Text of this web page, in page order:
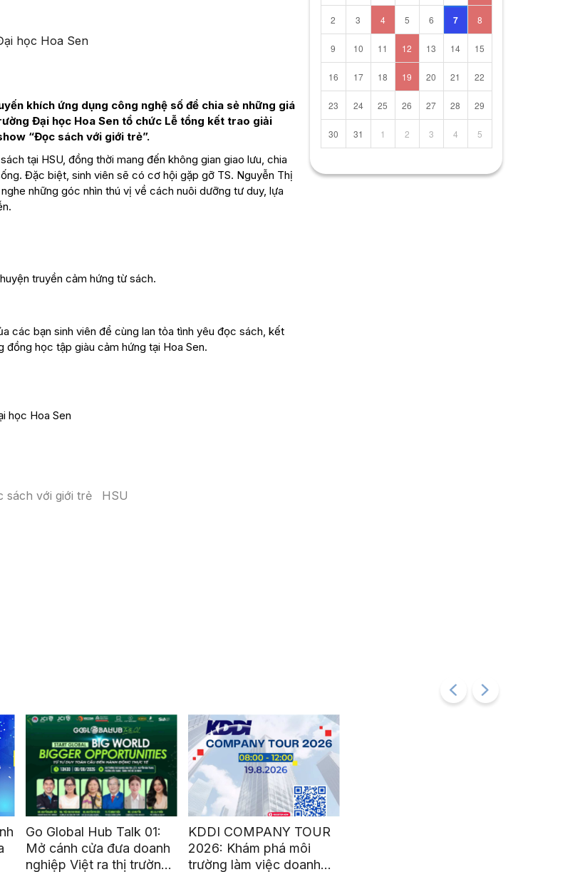
học Hoa Sen
khích ứng dụng công nghệ số để chia sẻ những giá
Đại học Hoa Sen tổ chức Lễ tổng kết trao giải
“Đọc sách với giới trẻ”.
tại HSU, đồng thời mang đến không gian giao lưu, chia
Đặc biệt, sinh viên sẽ có cơ hội gặp gỡ TS. Nguyễn Thị
những góc nhìn thú vị về cách nuôi dưỡng tư duy, lựa
truyền cảm hứng từ sách.
các bạn sinh viên để cùng lan tỏa tình yêu đọc sách, kết
học tập giàu cảm hứng tại Hoa Sen.
học Hoa Sen
sách với giới trẻ HSU
2 3 4 5 6 7 8
9 10 11 12 13 14 15
16 17 18 19 20 21 22
23 24 25 26 27 28 29
30 31 1 2 3 4 5
Go Global Hub Talk 01:
Mở cánh cửa đưa doanh
nghiệp Việt ra thị trường
KDDI COMPANY TOUR
2026: Khám phá môi
trường làm việc doanh